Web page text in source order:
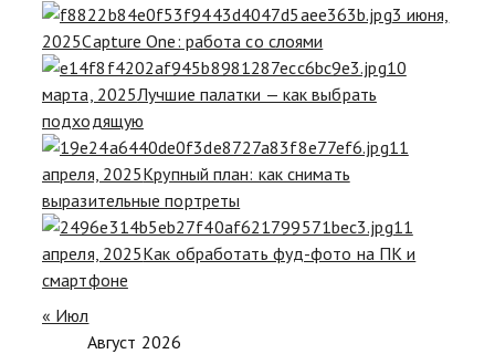
3 июня,
2025Capture One: работа со слоями
10
марта, 2025Лучшие палатки — как выбрать
подходящую
11
апреля, 2025Крупный план: как снимать
выразительные портреты
11
апреля, 2025Как обработать фуд-фото на ПК и
смартфоне
« Июл
Август 2026